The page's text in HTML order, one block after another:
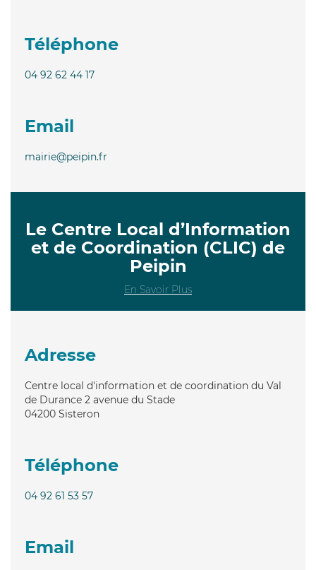
Téléphone
04 92 62 44 17
Email
mairie@peipin.fr
Le Centre Local d’Information
et de Coordination (CLIC) de
Peipin
En Savoir Plus
Adresse
Centre local d'information et de coordination du Val
de Durance 2 avenue du Stade
04200 Sisteron
Téléphone
04 92 61 53 57
Email